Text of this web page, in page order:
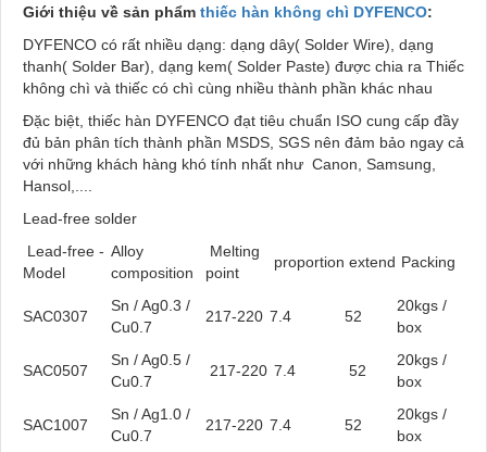
Giới thiệu về sản phẩm thiếc hàn không chì DYFENCO:
DYFENCO có rất nhiều dạng: dạng dây( Solder Wire), dạng
thanh( Solder Bar), dạng kem( Solder Paste) được chia ra Thiếc
không chì và thiếc có chì cùng nhiều thành phần khác nhau
Đặc biệt, thiếc hàn DYFENCO đạt tiêu chuẩn ISO cung cấp đầy
đủ bản phân tích thành phần MSDS, SGS nên đảm bảo ngay cả
với những khách hàng khó tính nhất như Canon, Samsung,
Hansol,....
Lead-free solder
Lead-free -
Model
Alloy
composition
Melting
point
proportion extend Packing
SAC0307
Sn / Ag0.3 /
Cu0.7
217-220 7.4 52
20kgs /
box
SAC0507
Sn / Ag0.5 /
Cu0.7
217-220 7.4 52
20kgs /
box
SAC1007
Sn / Ag1.0 /
Cu0.7
217-220 7.4 52
20kgs /
box